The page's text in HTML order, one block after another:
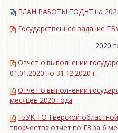
ПЛАН РАБОТЫ ТОДНТ на
Государственное задание
2020
Отчет о выполнении
01.01.2020 по 31.12.2020 г.
Отчет о выполнении
месяцев 2020 года
ГБУК ТО Тверской
творчества отчет по ГЗ за 6